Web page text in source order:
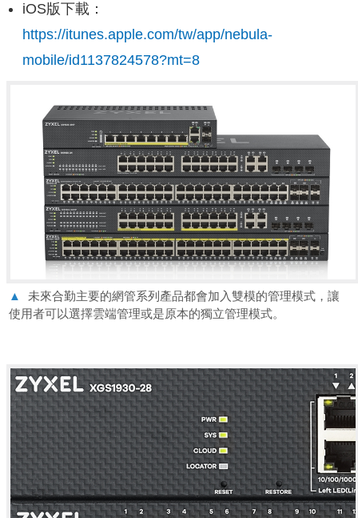
iOS版下載：
https://itunes.apple.com/tw/app/nebula-
mobile/id1137824578?mt=8
▲
未來合勤主要的網管系列產品都會加入雙模的管理模式，讓
使用者可以選擇雲端管理或是原本的獨立管理模式。